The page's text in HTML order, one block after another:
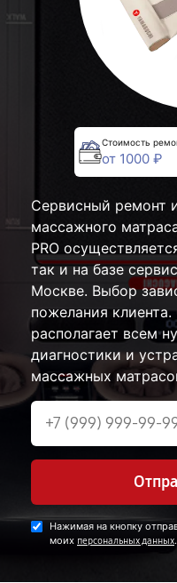
Стоимость
от 1000 ₽
Сервисный ремонт
массажного
PRO
так и на базе
Москве. Выбор
пожелания
располагает всем
диагностики и
массажных
Нажимая на кнопку
моих персональных данных.